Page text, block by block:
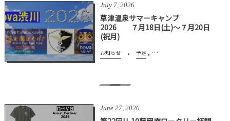
July 7 ,2026
草津温泉サマーキャンプ
2026 ７月18日(土)～７月20日
(祝月)
お知らせ 予定 , …
June 27,2026